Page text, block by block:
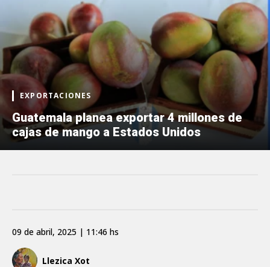
EXPORTACIONES
Guatemala planea exportar 4 millones de
cajas de mango a Estados Unidos
Llezica Xot
09 de abril, 2025 | 11:46 hs